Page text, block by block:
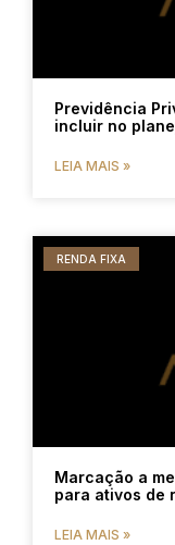
Previdência
incluir no
LEIA MAIS »
RENDA FIXA
Marcação a
para ativos de
LEIA MAIS »